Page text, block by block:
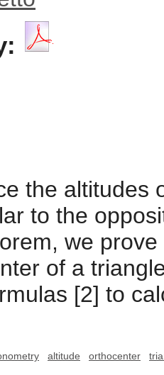
the altitudes
to the
we
of a
[2] to
altitude orthocenter